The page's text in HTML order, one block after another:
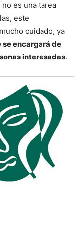
es una tarea
este
cuidado, ya
encargará de
interesadas.